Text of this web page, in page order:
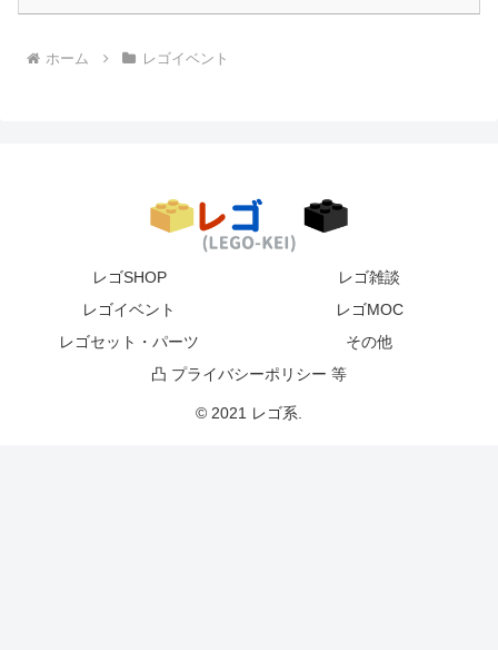
ホーム レゴイベント
レゴSHOP
レゴ雑談
レゴイベント
レゴMOC
レゴセット・パーツ
その他
凸 プライバシーポリシー 等
© 2021 レゴ系.